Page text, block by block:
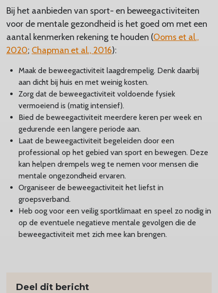
Bij het aanbieden van sport- en beweegactiviteiten
voor de mentale gezondheid is het goed om met een
aantal kenmerken rekening te houden (Ooms et al.,
2020; Chapman et al., 2016):
Maak de beweegactiviteit laagdrempelig. Denk daarbij
aan dicht bij huis en met weinig kosten.
Zorg dat de beweegactiviteit voldoende fysiek
vermoeiend is (matig intensief).
Bied de beweegactiviteit meerdere keren per week en
gedurende een langere periode aan.
Laat de beweegactiviteit begeleiden door een
professional op het gebied van sport en bewegen. Deze
kan helpen drempels weg te nemen voor mensen die
mentale ongezondheid ervaren.
Organiseer de beweegactiviteit het liefst in
groepsverband.
Heb oog voor een veilig sportklimaat en speel zo nodig in
op de eventuele negatieve mentale gevolgen die de
beweegactiviteit met zich mee kan brengen.
Deel dit bericht